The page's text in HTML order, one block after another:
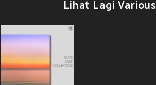
Lihat Lagi Various